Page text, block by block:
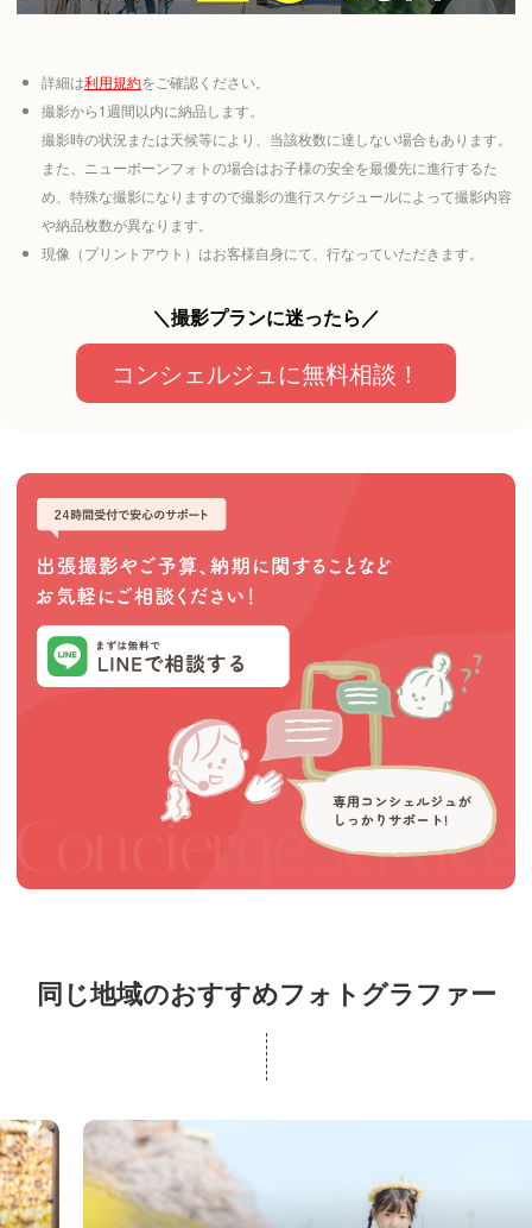
詳細は利用規約をご確認ください。
撮影から1週間以内に納品します。
撮影時の状況または天候等により、当該枚数に達しない場合もあります。
また、ニューボーンフォトの場合はお子様の安全を最優先に進行するた
め、特殊な撮影になりますので撮影の進行スケジュールによって撮影内容
や納品枚数が異なります。
現像（プリントアウト）はお客様自身にて、行なっていただきます。
＼撮影プランに迷ったら／
コンシェルジュに無料相談！
同じ地域のおすすめフォトグラファー